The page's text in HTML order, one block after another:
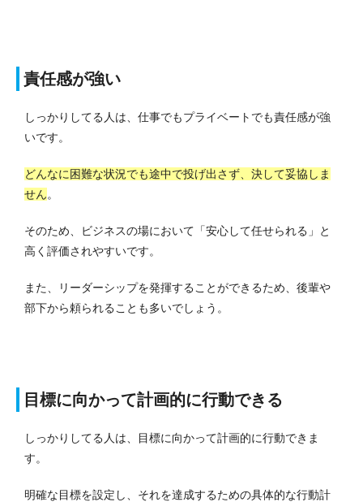
責任感が強い
しっかりしてる人は、仕事でもプライベートでも責任感が強
いです。
どんなに困難な状況でも途中で投げ出さず、決して妥協しま
せん。
そのため、ビジネスの場において「安心して任せられる」と
高く評価されやすいです。
また、リーダーシップを発揮することができるため、後輩や
部下から頼られることも多いでしょう。
目標に向かって計画的に行動できる
しっかりしてる人は、目標に向かって計画的に行動できま
す。
明確な目標を設定し、それを達成するための具体的な行動計